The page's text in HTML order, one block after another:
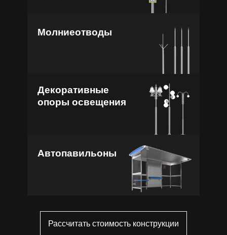
Рассчитать стоимость конструкции
Молниеотводы
Декоративные
опоры освещения
Автопавильоны